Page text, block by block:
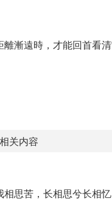
漸遠時，才能回首看清
关内容
相思苦，长相思兮长相